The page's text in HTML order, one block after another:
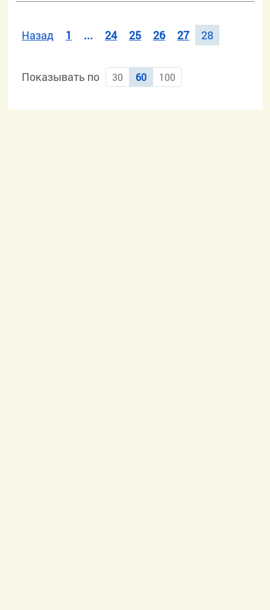
Назад 1 ... 24 25 26 27 28
Показывать по 30 60 100